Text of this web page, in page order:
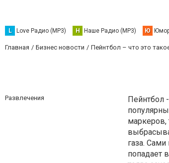
L Love Радио (MP3) Н Наше Радио (MP3) Ю
Главная Бизнес новости Пейнтбол – что это
Развлечения
Пейнтбол
маркеров,
газа.
попадает